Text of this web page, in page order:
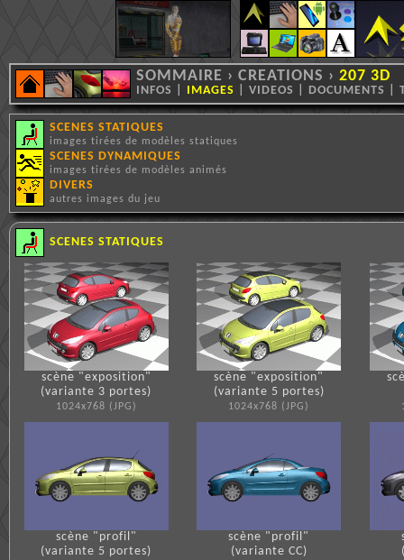
SOMMAIRE › CREATIONS › 207 3D
INFOS IMAGES VIDEOS DOCUMENTS
SCENES STATIQUES
images tirées de modèles statiques
SCENES DYNAMIQUES
images tirées de modèles animés
DIVERS
autres images du jeu
SCENES STATIQUES
scène "exposition"
(variante 3 portes)
1024x768 (JPG)
scène "exposition"
(variante 5 portes)
1024x768 (JPG)
scène "profil"
(variante 5 portes)
scène "profil"
(variante CC)